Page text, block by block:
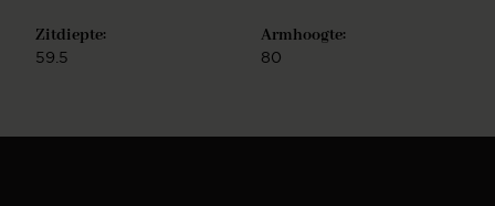
Zitdiepte:
59.5
Armhoogte:
80